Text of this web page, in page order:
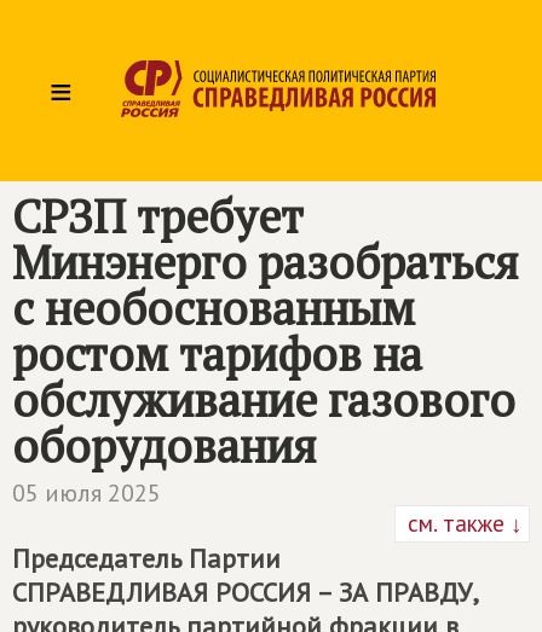
≡
СРЗП требует
Минэнерго разобраться
с необоснованным
ростом тарифов на
обслуживание газового
оборудования
05 июля 2025
см. также ↓
Председатель Партии
СПРАВЕДЛИВАЯ РОССИЯ – ЗА ПРАВДУ,